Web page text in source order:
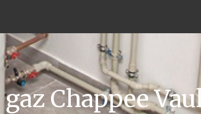
Chappee